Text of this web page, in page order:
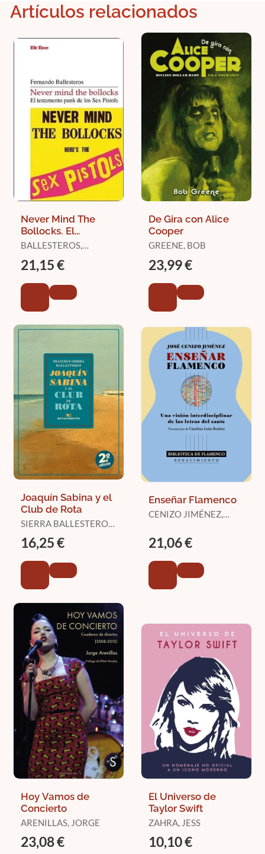
Artículos relacionados
Never Mind The
Bollocks. El
Testamento Punk
BALLESTEROS,
21,15 €
De Gira con Alice
Cooper
GREENE, BOB
23,99 €
Joaquín Sabina y el
Club de Rota
SIERRA BALLESTEROS,
16,25 €
Enseñar Flamenco
CENIZO JIMÉNEZ,
21,06 €
Hoy Vamos de
Concierto
ARENILLAS, JORGE
23,08 €
El Universo de
Taylor Swift
ZAHRA, JESS
10,10 €